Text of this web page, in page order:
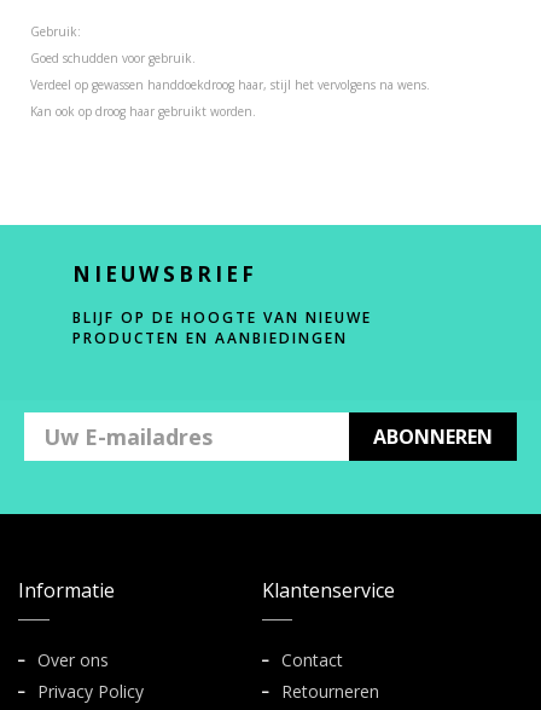
Gebruik:
Goed schudden voor gebruik.
Verdeel op gewassen handdoekdroog haar, stijl het vervolgens na wens.
Kan ook op droog haar gebruikt worden.
NIEUWSBRIEF
BLIJF OP DE HOOGTE VAN NIEUWE
PRODUCTEN EN AANBIEDINGEN
ABONNEREN
Informatie
Over ons
Privacy Policy
Klantenservice
Contact
Retourneren